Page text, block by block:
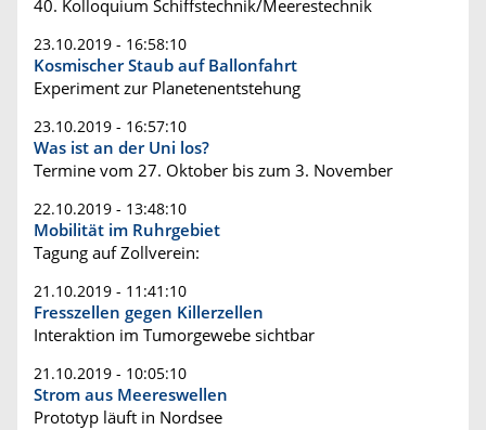
40. Kolloquium Schiffstechnik/Meerestechnik
23.10.2019 - 16:58:10
Kosmischer Staub auf Ballonfahrt
Experiment zur Planetenentstehung
23.10.2019 - 16:57:10
Was ist an der Uni los?
Termine vom 27. Oktober bis zum 3. November
22.10.2019 - 13:48:10
Mobilität im Ruhrgebiet
Tagung auf Zollverein:
21.10.2019 - 11:41:10
Fresszellen gegen Killerzellen
Interaktion im Tumorgewebe sichtbar
21.10.2019 - 10:05:10
Strom aus Meereswellen
Prototyp läuft in Nordsee